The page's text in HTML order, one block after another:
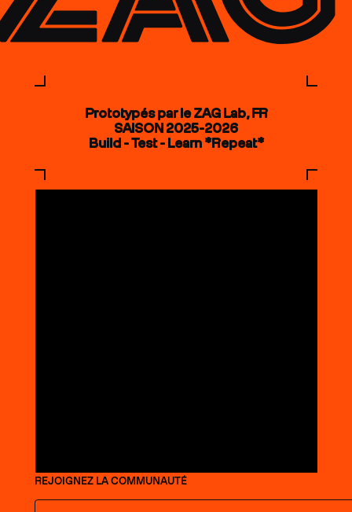
Prototypés par le ZAG Lab, FR
SAISON 2025-2026
Build - Test - Learn *Repeat*
REJOIGNEZ LA COMMUNAUTÉ